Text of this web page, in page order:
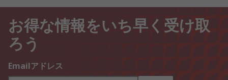
お得な情報をいち早く受け取
ろう
Emailアドレス